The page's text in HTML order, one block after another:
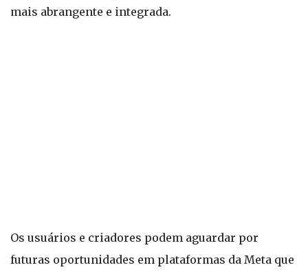
mais abrangente e integrada.
Os usuários e criadores podem aguardar por
futuras oportunidades em plataformas da Meta que